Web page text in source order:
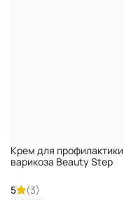
Крем для профилактики
варикоза Beauty Step
5
(3)